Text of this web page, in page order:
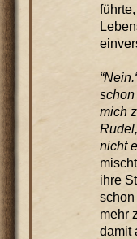
mich
nicht
ihre
mehr
damit